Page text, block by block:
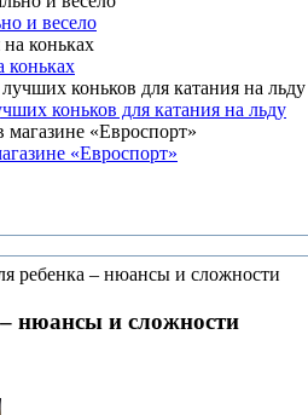
и весело
коньках
коньков для катания на льду
«Евроспорт»
ребенка – нюансы и сложности
нюансы и сложности